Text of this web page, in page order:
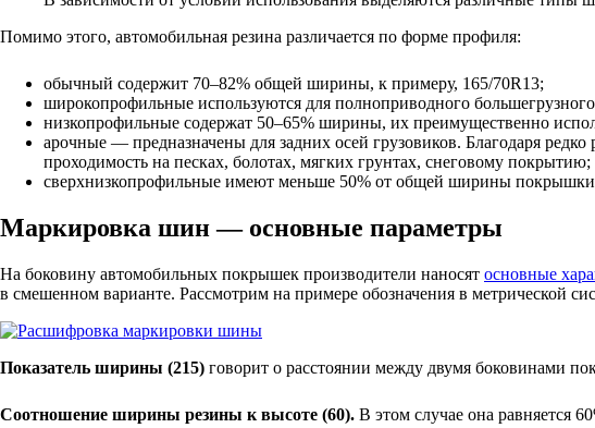
Помимо этого, автомобильная резина различается по форме профиля:
обычный содержит 70–82% общей ширины, к примеру, 165/70R13;
широкопрофильные используются для полноприводного
низкопрофильные содержат 50–65% ширины, их преимущественно
арочные — предназначены для задних осей грузовиков. Благодаря
проходимость на песках, болотах, мягких грунтах, снеговому покрытию;
сверхнизкопрофильные имеют меньше 50% от общей ширины
Маркировка шин — основные параметры
На боковину автомобильных покрышек производители наносят основные
в смешенном варианте. Рассмотрим на примере обозначения в метрической
Показатель ширины (215) говорит о расстоянии между двумя боковинами
Соотношение ширины резины к высоте (60). В этом случае она равняется